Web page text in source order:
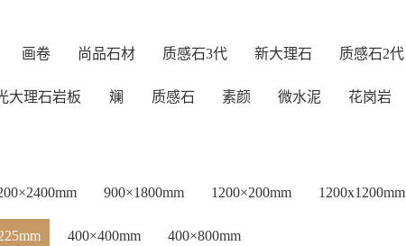
画卷 尚品石材 质感石3代 新大理石 质感石2代
大理石岩板 斓 质感石 素颜 微水泥 花岗岩
900×1800mm 1200×200mm 1200x1200mm
400×400mm 400×800mm